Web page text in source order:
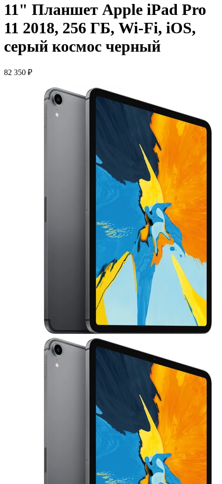
11" Планшет Apple iPad Pro
11 2018, 256 ГБ, Wi-Fi, iOS,
серый космос черный
82 350 ₽